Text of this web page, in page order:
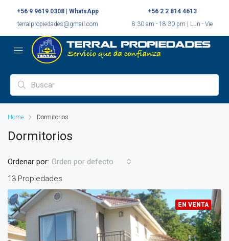
+56 9 9619 0308 | WhatsApp
terralpropiedades@gmail.com
+56 2 2 814 4613
8:30 am - 18:30 pm | Lun - Vie
Home Dormitorios
Dormitorios
13 Propiedades
Ordenar por: Orden por defecto
EN VENTA